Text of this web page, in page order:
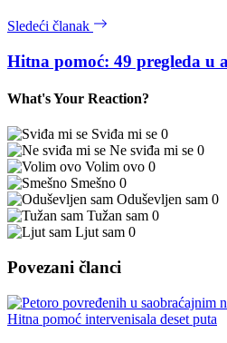
Sledeći članak
Hitna pomoć: 49 pregleda u
What's Your Reaction?
Sviđa mi se 0
Ne sviđa mi se 0
Volim ovo 0
Smešno 0
Oduševljen sam 0
Tužan sam 0
Ljut sam 0
Povezani članci